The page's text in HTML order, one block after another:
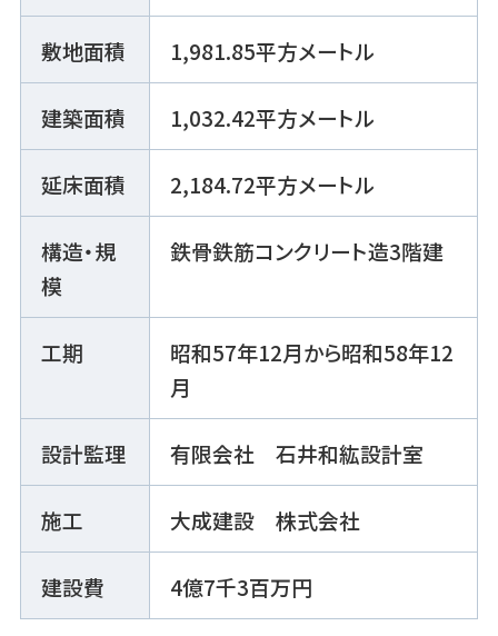
敷地面積 1,981.85平方メートル
建築面積 1,032.42平方メートル
延床面積 2,184.72平方メートル
構造・規
模
鉄骨鉄筋コンクリート造3階建
工期
昭和57年12月から昭和58年12
月
設計監理 有限会社 石井和紘設計室
施工 大成建設 株式会社
建設費 4億7千3百万円